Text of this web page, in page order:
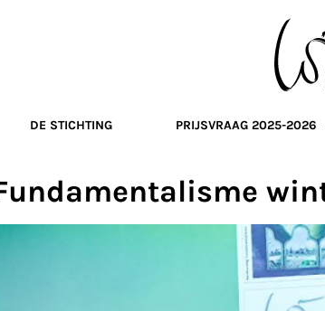
DE STICHTING PRIJSVRAAG 2025-2026